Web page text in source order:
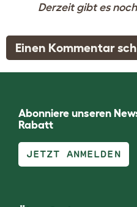
Derzeit gibt es
Einen Kommentar
Abonniere unseren
Rabatt
JETZT ANMELDEN